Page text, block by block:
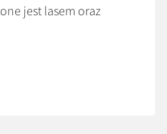
jest lasem oraz
oraz pagórkami
Z naszego
wzdłuż rzeki
narciarski i mały